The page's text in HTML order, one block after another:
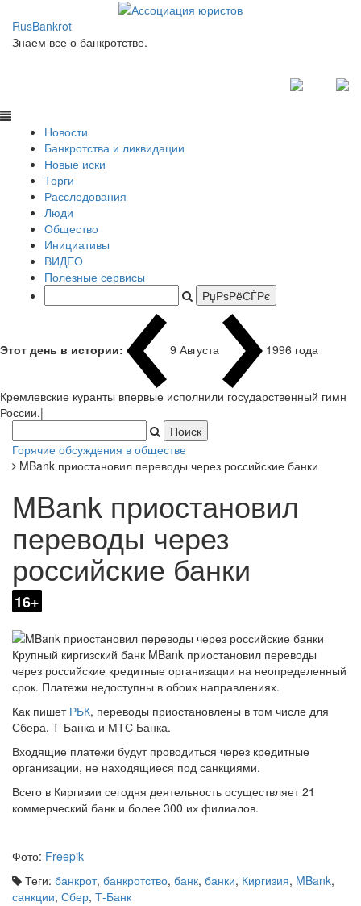
RusBankrot
Знаем все о банкротстве.
Новости
Банкротства и ликвидации
Новые иски
Торги
Расследования
Люди
Общество
Инициативы
ВИДЕО
Полезные сервисы
Этот день в истории: 9 Августа 1996 года
Кремлевские куранты впервые исполнили государственный гимн
России.|
Горячие обсуждения в обществе
MBank приостановил переводы через российские банки
MBank приостановил
переводы через
российские банки
16+
Крупный киргизский банк MBank приостановил переводы
через российские кредитные организации на неопределенный
срок. Платежи недоступны в обоих направлениях.
Как пишет РБК, переводы приостановлены в том числе для
Сбера, Т-Банка и МТС Банка.
Входящие платежи будут проводиться через кредитные
организации, не находящиеся под санкциями.
Всего в Киргизии сегодня деятельность осуществляет 21
коммерческий банк и более 300 их филиалов.
Фото: Freepik
Теги: банкрот, банкротство, банк, банки, Киргизия, MBank,
санкции, Сбер, Т-Банк